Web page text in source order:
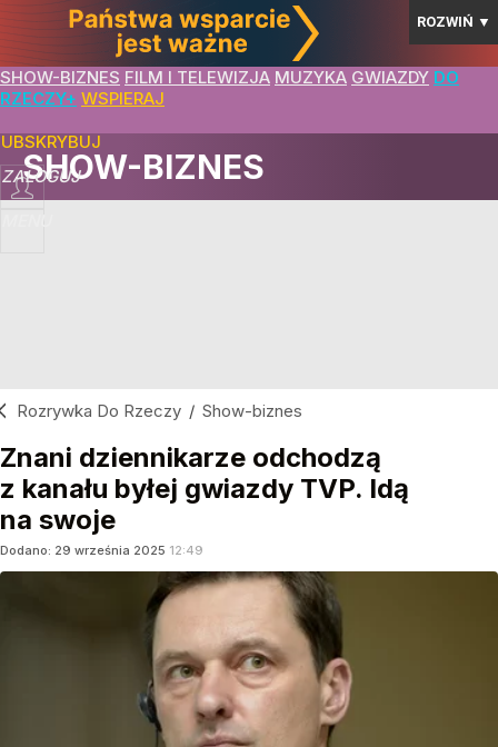
ROZWIŃ ▼
SHOW-BIZNES FILM I TELEWIZJA MUZYKA GWIAZDY DO
RZECZY+ WSPIERAJ
ZALOGUJ
SHOW-BIZNES
Rozrywka Do Rzeczy / Show-biznes
Znani dziennikarze odchodzą
z kanału byłej gwiazdy TVP. Idą
na swoje
Dodano: 29 września 2025 12:49